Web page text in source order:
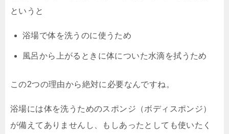
というと
浴場で体を洗うのに使うため
風呂から上がるときに体についた水滴を拭うため
この2つの理由から絶対に必要なんですね。
浴場には体を洗うためのスポンジ（ボディスポンジ）
が備えてありませんし、もしあったとしても使いたく